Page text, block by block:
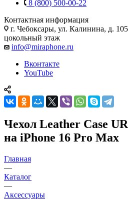
8 (800) 500-00-22
Контактная информация
г. Чебоксары, ул. Калинина, д.
цокольный этаж
info@miraphone.ru
Вконтакте
YouTube
Чехол Leather Case
на iPhone 16 Pro Max
Главная
—
Каталог
—
Аксессуары